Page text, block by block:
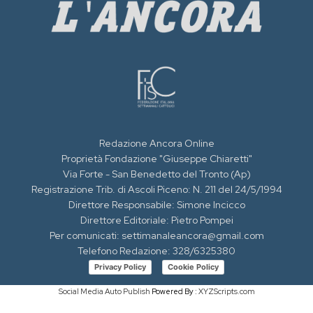
Redazione Ancora Online
Proprietà Fondazione "Giuseppe Chiaretti"
Via Forte - San Benedetto del Tronto (Ap)
Registrazione Trib. di Ascoli Piceno: N. 211 del 24/5/1994
Direttore Responsabile: Simone Incicco
Direttore Editoriale: Pietro Pompei
Per comunicati: settimanaleancora@gmail.com
Telefono Redazione: 328/6325380
Privacy Policy Cookie Policy
Social Media Auto Publish Powered By : XYZScripts.com